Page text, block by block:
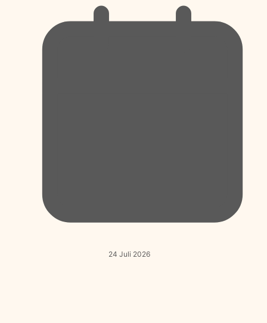
24 Juli 2026